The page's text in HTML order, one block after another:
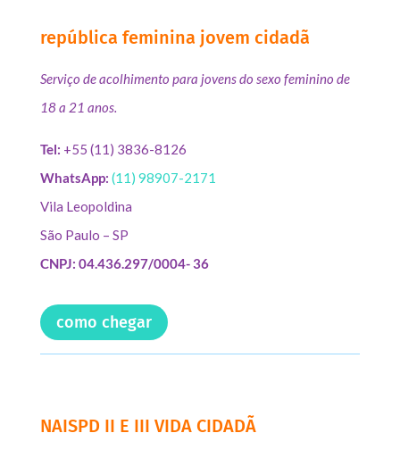
república feminina jovem cidadã
Serviço de acolhimento para jovens do sexo feminino de
18 a 21 anos.
Tel: +55 (11) 3836-8126
WhatsApp: (11) 98907-2171
Vila Leopoldina
São Paulo – SP
CNPJ: 04.436.297/0004- 36
como chegar
NAISPD II E III VIDA CIDADÃ